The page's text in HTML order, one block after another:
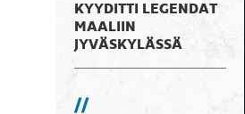
KYYDITTI LEGENDAT
MAALIIN
JYVÄSKYLÄSSÄ